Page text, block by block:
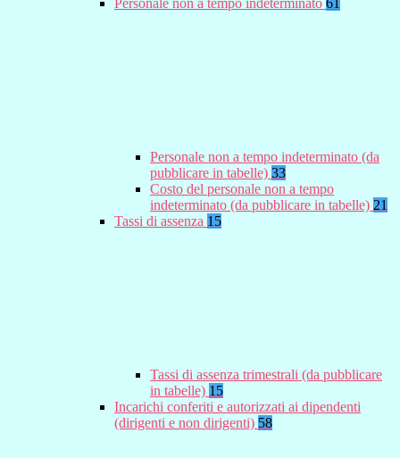
Personale non a tempo indeterminato 61
Personale non a tempo indeterminato (da
pubblicare in tabelle) 33
Costo del personale non a tempo
indeterminato (da pubblicare in tabelle) 21
Tassi di assenza 15
Tassi di assenza trimestrali (da pubblicare
in tabelle) 15
Incarichi conferiti e autorizzati ai dipendenti
(dirigenti e non dirigenti) 58